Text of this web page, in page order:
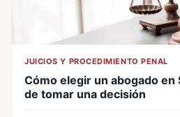
JUICIOS Y PROCEDIMIENTO PENAL
Cómo elegir un abogado en
de tomar una decisión